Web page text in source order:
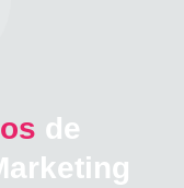
de